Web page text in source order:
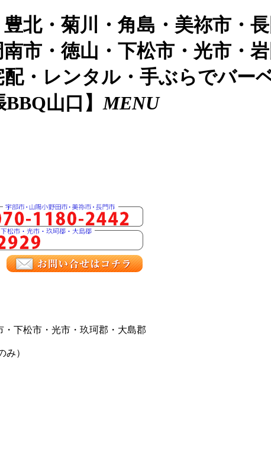
北・菊川・角島・美祢市・
市・徳山・下松市・光市・
・レンタル・手ぶらでバー
BBQ山口】MENU
下松市・光市・玖珂郡・大島郡
み）